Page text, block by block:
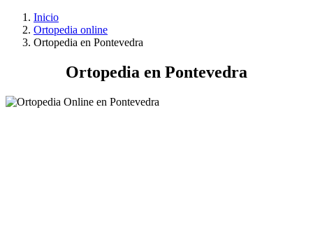
Inicio
Ortopedia online
Ortopedia en Pontevedra
Ortopedia en Pontevedra